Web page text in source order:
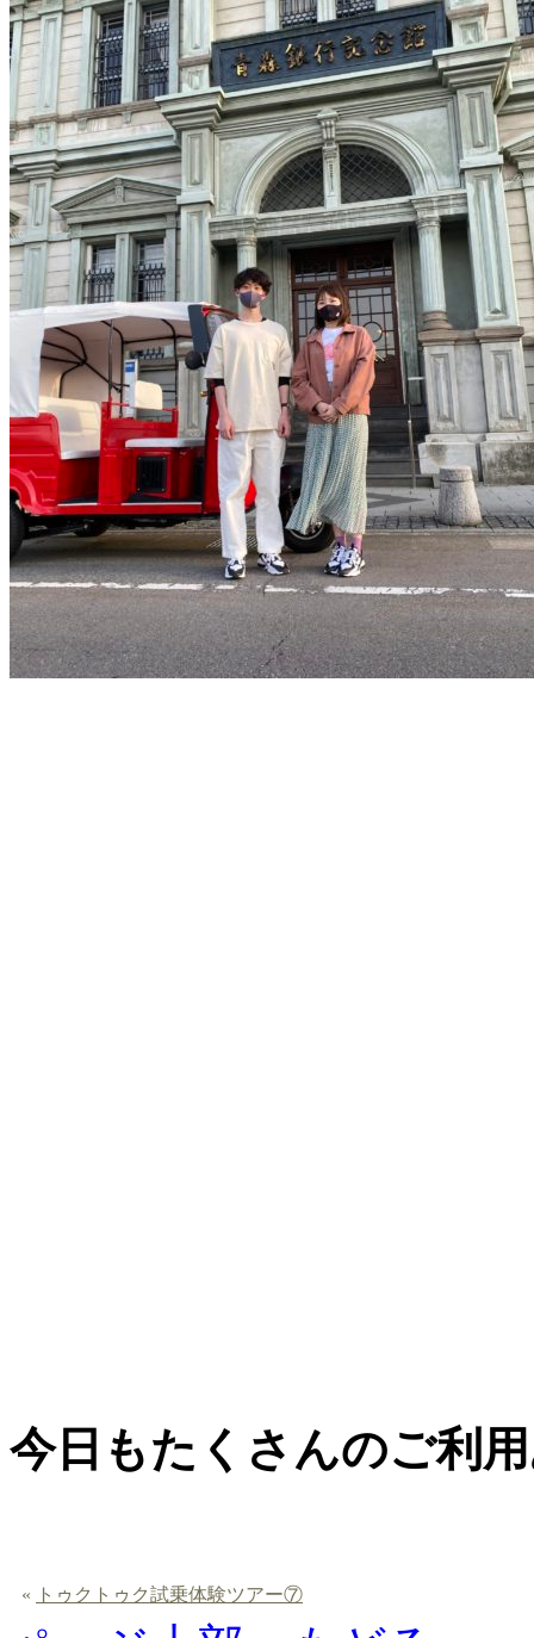
今日もたくさんのご利
« トゥクトゥク試乗体験ツアー⑦